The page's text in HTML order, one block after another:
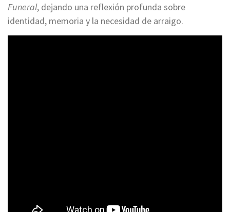
Funeral, dejando una reflexión profunda sobre
identidad, memoria y la necesidad de arraigo.